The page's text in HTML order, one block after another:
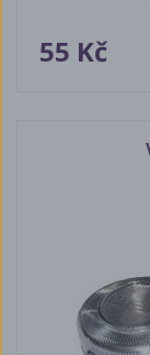
55 Kč